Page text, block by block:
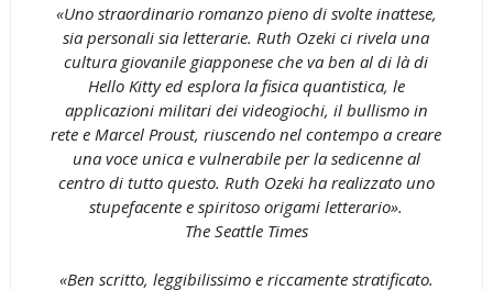
«Uno straordinario romanzo pieno di svolte inattese,
sia personali sia letterarie. Ruth Ozeki ci rivela una
cultura giovanile giapponese che va ben al di là di
Hello Kitty ed esplora la fisica quantistica, le
applicazioni militari dei videogiochi, il bullismo in
rete e Marcel Proust, riuscendo nel contempo a creare
una voce unica e vulnerabile per la sedicenne al
centro di tutto questo. Ruth Ozeki ha realizzato uno
stupefacente e spiritoso origami letterario».
The Seattle Times
«Ben scritto, leggibilissimo e riccamente stratificato.